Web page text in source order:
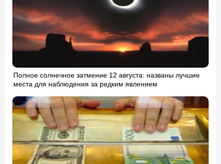
Полное солнечное затмение 12 августа: названы лучшие
места для наблюдения за редким явлением